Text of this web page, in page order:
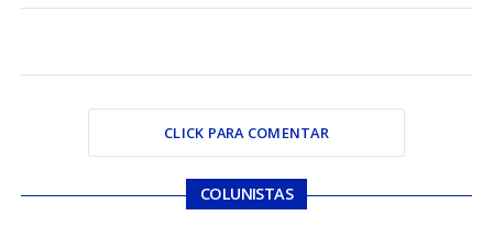
CLICK PARA COMENTAR
COLUNISTAS